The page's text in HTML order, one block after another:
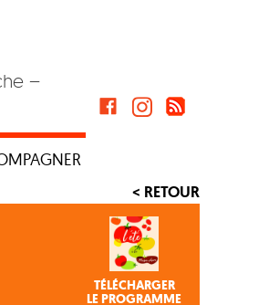
–
< RETOUR
TÉLÉCHARGER
LE PROGRAMME